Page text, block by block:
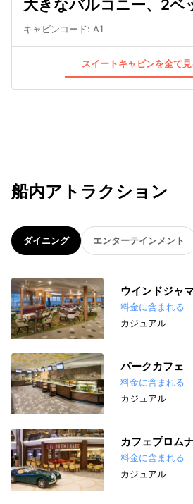
大きなバルコニー、2ベ
キャビンコード: A1
スイートキャビンを全て
船内アトラクション
ダイニング エンターテインメント
ウインドジャ
料金に含まれる
カジュアル
パークカフェ
料金に含まれる
カジュアル
カフェプロム
料金に含まれる
カジュアル